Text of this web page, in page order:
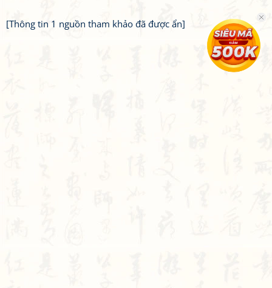
[Thông tin 1 nguồn tham khảo đã được ẩn]